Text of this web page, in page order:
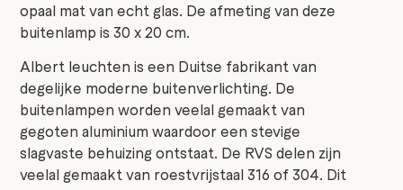
opaal mat van echt glas. De afmeting van deze
buitenlamp is 30 x 20 cm.
Albert leuchten is een Duitse fabrikant van
degelijke moderne buitenverlichting. De
buitenlampen worden veelal gemaakt van
gegoten aluminium waardoor een stevige
slagvaste behuizing ontstaat. De RVS delen zijn
veelal gemaakt van roestvrijstaal 316 of 304. Dit